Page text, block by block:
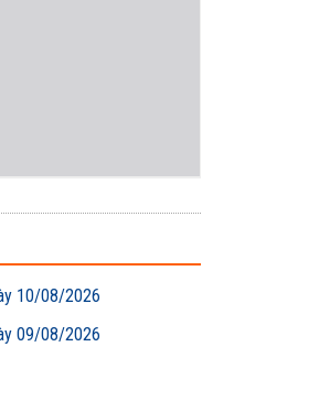
10/08/2026
09/08/2026